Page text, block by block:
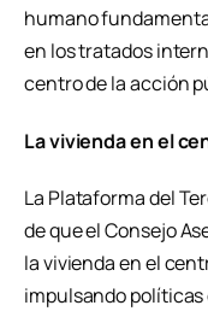
humano
en los tratados
centro de la acción
La vivienda en el
La Plataforma del
de que el Consejo
la vivienda en el
impulsando